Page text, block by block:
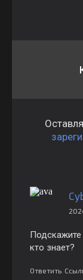
кто знает?
Ответить